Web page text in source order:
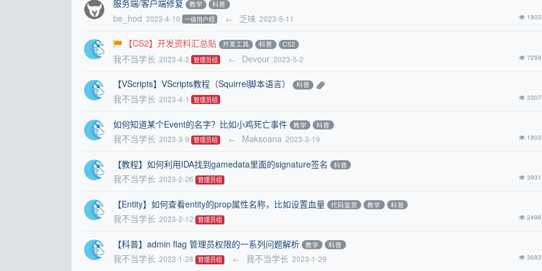
服务端/客户端修复 教学 科普
be_hod 2023-4-10 一级用户组 ← 乏味 2023-5-11 1903
【CS2】开发资料汇总贴 开发工具 科普 CS2
我不当学长 2023-4-2 管理员组 ← Devour 2023-5-2 7259
【VScripts】VScripts教程（Squirrel脚本语言） 科普
我不当学长 2023-4-1 管理员组 3307
如何知道某个Event的名字？比如小鸡死亡事件 教学 科普
我不当学长 2023-3-9 管理员组 ← Maksoana 2023-3-19 1803
【教程】如何利用IDA找到gamedata里面的signature签名 科普
我不当学长 2023-2-26 管理员组 3931
【Entity】如何查看entity的prop属性名称，比如设置血量 代码鉴赏 教学 科普
我不当学长 2023-2-12 管理员组 2498
【科普】admin flag 管理员权限的一系列问题解析 教学 科普
我不当学长 2023-1-28 管理员组 ← 我不当学长 2023-1-29 3683